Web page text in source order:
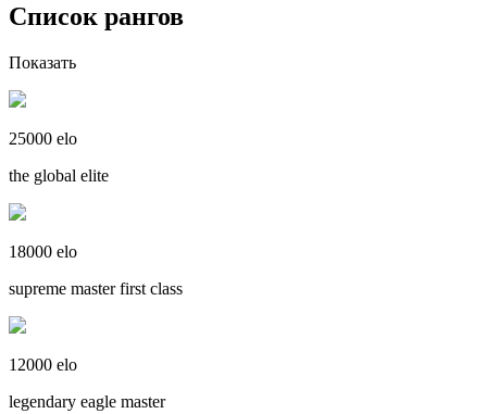
Список рангов
Показать
25000 elo
the global elite
18000 elo
supreme master first class
12000 elo
legendary eagle master